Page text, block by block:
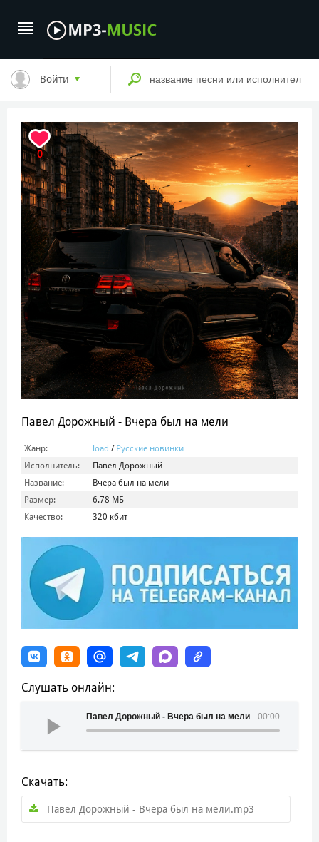
Войти
0
Павел Дорожный - Вчера был на мели
Жанр: load / Русские новинки
Исполнитель:
Павел Дорожный
Название:
Вчера был на мели
Размер:
6.78 МБ
Качество:
320 кбит
Слушать онлайн:
00:00
Павел Дорожный - Вчера был на мели
Скачать:
Павел Дорожный - Вчера был на мели.mp3